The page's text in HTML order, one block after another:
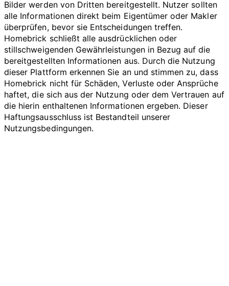
Bilder werden von Dritten bereitgestellt. Nutzer sollten
alle Informationen direkt beim Eigentümer oder Makler
überprüfen, bevor sie Entscheidungen treffen.
Homebrick schließt alle ausdrücklichen oder
stillschweigenden Gewährleistungen in Bezug auf die
bereitgestellten Informationen aus. Durch die Nutzung
dieser Plattform erkennen Sie an und stimmen zu, dass
Homebrick nicht für Schäden, Verluste oder Ansprüche
haftet, die sich aus der Nutzung oder dem Vertrauen auf
die hierin enthaltenen Informationen ergeben. Dieser
Haftungsausschluss ist Bestandteil unserer
Nutzungsbedingungen.